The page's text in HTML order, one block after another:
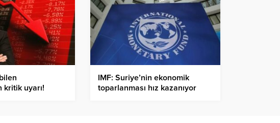
kritik uyarı!
IMF: Suriye’nin ekonomik
toparlanması hız kazanıyor